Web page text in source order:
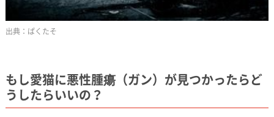
ぱくたそ
もし愛猫に悪性腫瘍（ガン）が見つかったらど
うしたらいいの？